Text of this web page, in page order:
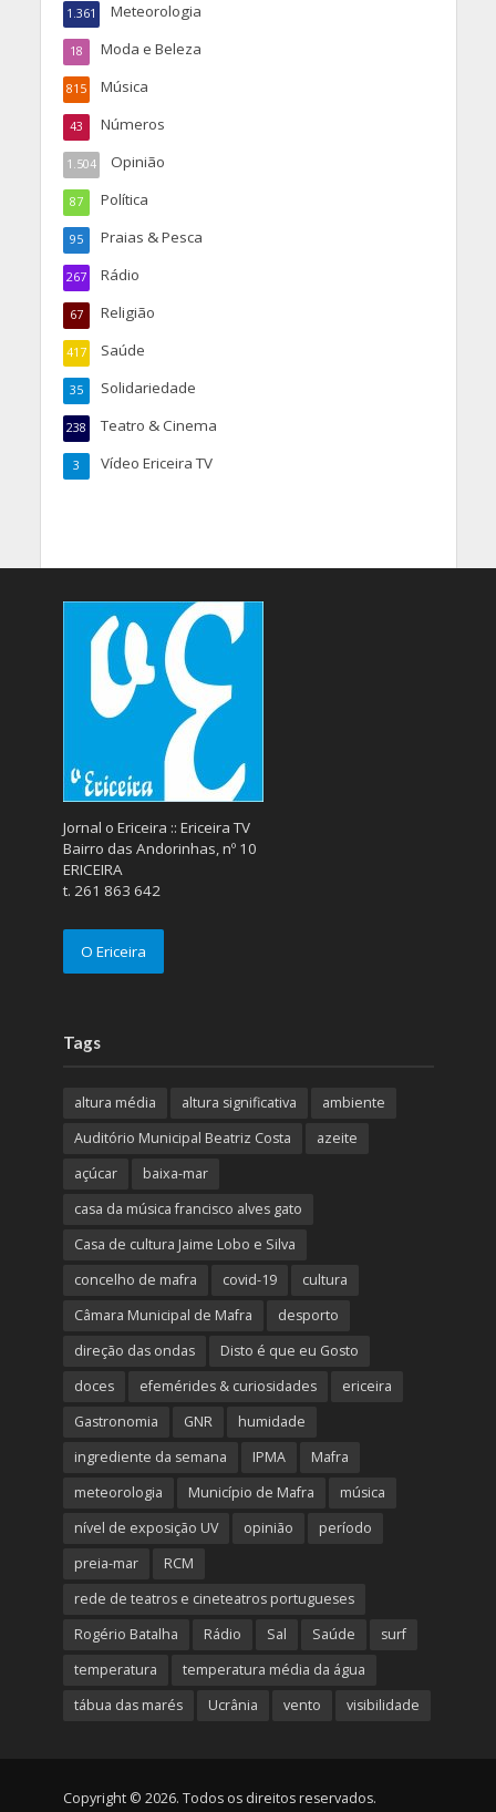
Meteorologia
1.361
Moda e Beleza
18
Música
815
Números
43
Opinião
1.504
Política
87
Praias & Pesca
95
Rádio
267
Religião
67
Saúde
417
Solidariedade
35
Teatro & Cinema
238
Vídeo Ericeira TV
3
Jornal o Ericeira :: Ericeira TV
Bairro das Andorinhas, nº 10
ERICEIRA
t. 261 863 642
O Ericeira
Tags
altura média altura significativa
ambiente
Auditório Municipal Beatriz Costa
azeite
açúcar
baixa-mar
casa da música francisco alves gato
Casa de cultura Jaime Lobo e Silva
concelho de mafra
covid-19
cultura
Câmara Municipal de Mafra
desporto
direção das ondas
Disto é que eu Gosto
doces
efemérides & curiosidades
ericeira
Gastronomia
GNR
humidade
ingrediente da semana
IPMA
Mafra
meteorologia
Município de Mafra
música
nível de exposição UV
opinião
período
preia-mar
RCM
rede de teatros e cineteatros portugueses
Rogério Batalha
Rádio Sal Saúde
surf
temperatura
temperatura média da água
tábua das marés
Ucrânia vento visibilidade
Copyright © 2026. Todos os direitos reservados.